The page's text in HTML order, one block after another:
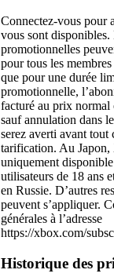
Connectez-vous pour
vous sont disponibles.
promotionnelles
pour tous les
que pour une durée
promotionnelle,
facturé au prix normal
sauf annulation dans
serez averti avant tout
tarification. Au Japon,
uniquement
utilisateurs de 18 ans
en Russie. D’autres
peuvent s’appliquer.
générales à l’adresse
https://xbox.com/
Historique des